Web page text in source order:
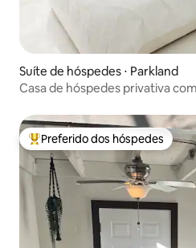
Suíte de hóspedes ⋅ Parkland
Casa de hóspedes privativa
Entre os melhores preferidos
Preferido dos hóspedes